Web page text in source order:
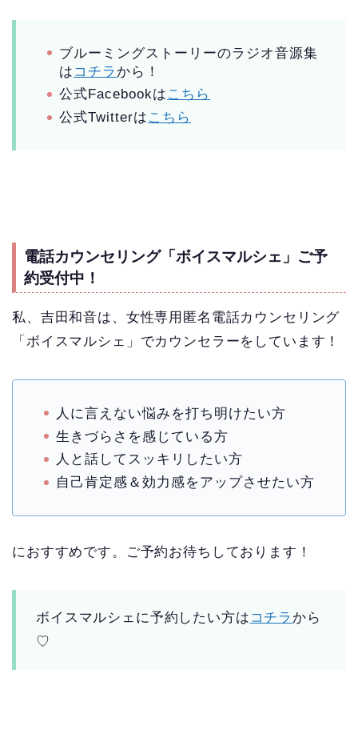
ブルーミングストーリーのラジオ音源集
は コチラ から！
公式Facebookは こちら
公式Twitterは こちら
電話カウンセリング「ボイスマルシェ」ご予
約受付中！
私、吉田和音は、女性専用匿名電話カウンセリング
「ボイスマルシェ」でカウンセラーをしています！
人に言えない悩みを打ち明けたい方
生きづらさを感じている方
人と話してスッキリしたい方
自己肯定感＆効力感をアップさせたい方
におすすめです。ご予約お待ちしております！
ボイスマルシェに予約したい方は コチラ から
♡